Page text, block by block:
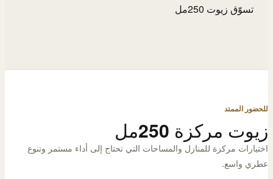
تسوّق زيوت 250مل
للحضور الممتد
زيوت مركزة 250مل
اختيارات مركزة للمنازل والمساحات التي تحتاج إلى أداء مستمر وتنوع
عطري واسع.